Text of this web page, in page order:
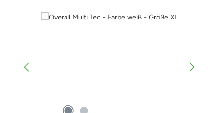
Bildergalerie überspringen